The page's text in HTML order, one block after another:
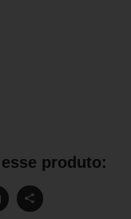
produto: